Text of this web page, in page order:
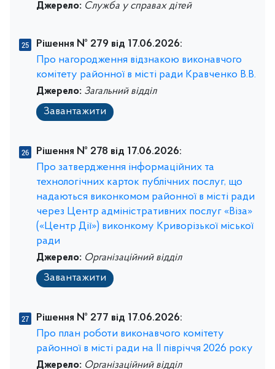
Джерело: Служба у справах дітей
Рішення № 279 від 17.06.2026:
Про нагородження відзнакою виконавчого
комітету районної в місті ради Кравченко В.В.
Джерело: Загальний відділ
Завантажити
Рішення № 278 від 17.06.2026:
Про затвердження інформаційних та
технологічних карток публічних послуг, що
надаються виконкомом районної в місті ради
через Центр адміністративних послуг «Віза»
(«Центр Дії») виконкому Криворізької міської
ради
Джерело: Організаційний відділ
Завантажити
Рішення № 277 від 17.06.2026:
Про план роботи виконавчого комітету
районної в місті ради на IІ півріччя 2026 року
Джерело: Організаційний відділ